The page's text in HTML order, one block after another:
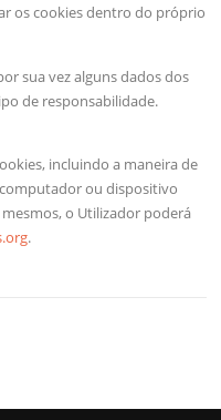
os cookies dentro do próprio
sua vez alguns dados dos
de responsabilidade.
incluindo a maneira de
ou dispositivo
o Utilizador poderá
.